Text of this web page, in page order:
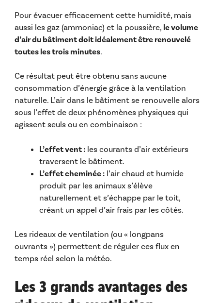
Pour évacuer efficacement cette humidité, mais
aussi les gaz (ammoniac) et la poussière, le volume
d’air du bâtiment doit idéalement être renouvelé
toutes les trois minutes.
Ce résultat peut être obtenu sans aucune
consommation d’énergie grâce à la ventilation
naturelle. L’air dans le bâtiment se renouvelle alors
sous l’effet de deux phénomènes physiques qui
agissent seuls ou en combinaison :
L’effet vent : les courants d’air extérieurs
traversent le bâtiment.
L’effet cheminée : l’air chaud et humide
produit par les animaux s’élève
naturellement et s’échappe par le toit,
créant un appel d’air frais par les côtés.
Les rideaux de ventilation (ou « longpans
ouvrants ») permettent de réguler ces flux en
temps réel selon la météo.
Les 3 grands avantages des